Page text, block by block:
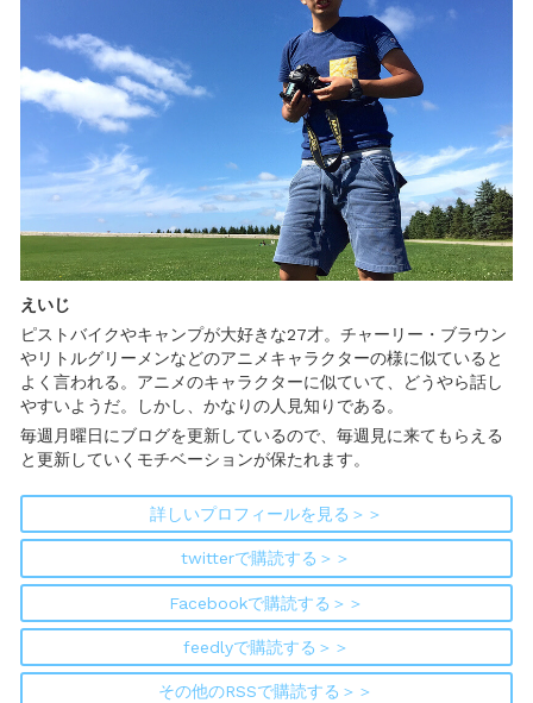
えいじ
ピストバイクやキャンプが大好きな27才。チャーリー・ブラウン
やリトルグリーメンなどのアニメキャラクターの様に似ていると
よく言われる。アニメのキャラクターに似ていて、どうやら話し
やすいようだ。しかし、かなりの人見知りである。
毎週月曜日にブログを更新しているので、毎週見に来てもらえる
と更新していくモチベーションが保たれます。
詳しいプロフィールを見る＞＞
twitterで購読する＞＞
Facebookで購読する＞＞
feedlyで購読する＞＞
その他のRSSで購読する＞＞